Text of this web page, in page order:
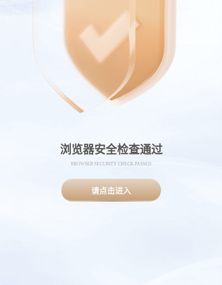
浏览器安全检查通过
BROWSER SECURITY CHECK PASSED
请点击进入